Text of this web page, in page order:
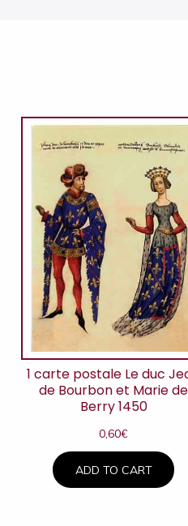
1 carte postale Le duc
de Bourbon et Marie de
Berry 1450
0,60€
ADD TO CART